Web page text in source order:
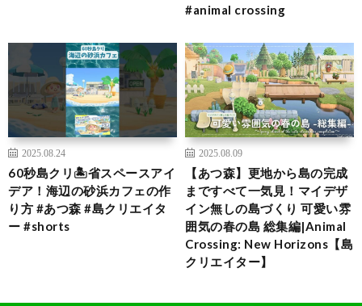
#animal crossing
2025.08.24
60秒島クリ🏝️省スペースアイ
デア！海辺の砂浜カフェの作
り方 #あつ森 #島クリエイタ
ー #shorts
2025.08.09
【あつ森】更地から島の完成
まですべて一気見！マイデザ
イン無しの島づくり 可愛い雰
囲気の春の島 総集編|Animal
Crossing: New Horizons【島
クリエイター】